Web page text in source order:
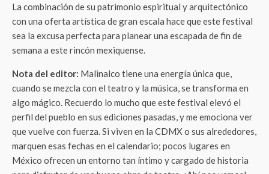
La combinación de su patrimonio espiritual y arquitectónico
con una oferta artística de gran escala hace que este festival
sea la excusa perfecta para planear una escapada de fin de
semana a este rincón mexiquense.
Nota del editor: Malinalco tiene una energía única que,
cuando se mezcla con el teatro y la música, se transforma en
algo mágico. Recuerdo lo mucho que este festival elevó el
perfil del pueblo en sus ediciones pasadas, y me emociona ver
que vuelve con fuerza. Si viven en la CDMX o sus alrededores,
marquen esas fechas en el calendario; pocos lugares en
México ofrecen un entorno tan íntimo y cargado de historia